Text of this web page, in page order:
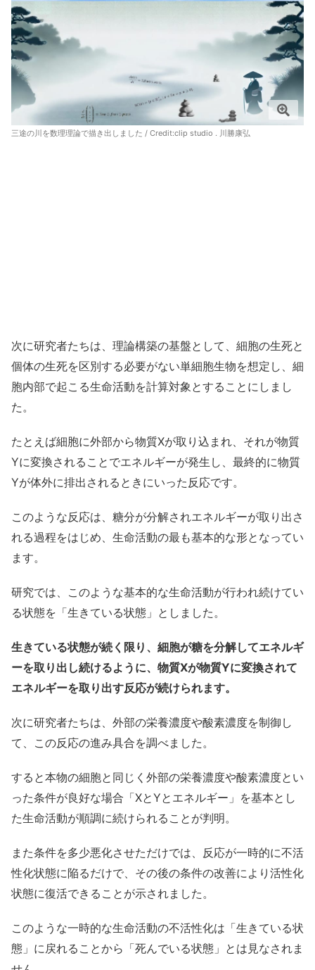
三途の川を数理理論で描き出しました / Credit:clip studio . 川勝康弘
次に研究者たちは、理論構築の基盤として、細胞の生死と
個体の生死を区別する必要がない単細胞生物を想定し、細
胞内部で起こる生命活動を計算対象とすることにしまし
た。
たとえば細胞に外部から物質Xが取り込まれ、それが物質
Yに変換されることでエネルギーが発生し、最終的に物質
Yが体外に排出されるときにいった反応です。
このような反応は、糖分が分解されエネルギーが取り出さ
れる過程をはじめ、生命活動の最も基本的な形となってい
ます。
研究では、このような基本的な生命活動が行われ続けてい
る状態を「生きている状態」としました。
生きている状態が続く限り、細胞が糖を分解してエネルギ
ーを取り出し続けるように、物質Xが物質Yに変換されて
エネルギーを取り出す反応が続けられます。
次に研究者たちは、外部の栄養濃度や酸素濃度を制御し
て、この反応の進み具合を調べました。
すると本物の細胞と同じく外部の栄養濃度や酸素濃度とい
った条件が良好な場合「XとYとエネルギー」を基本とし
た生命活動が順調に続けられることが判明。
また条件を多少悪化させただけでは、反応が一時的に不活
性化状態に陥るだけで、その後の条件の改善により活性化
状態に復活できることが示されました。
このような一時的な生命活動の不活性化は「生きている状
態」に戻れることから「死んでいる状態」とは見なされま